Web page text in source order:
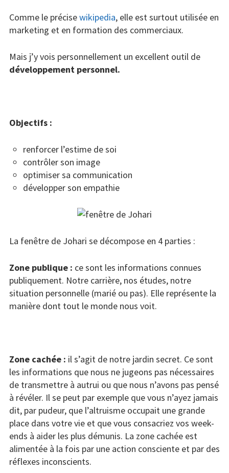
fenêtre
(de
Comme le précisewikipedia, elle est surtout utilisée en
marketing et en formation des commerciaux.
Mais j’y vois personnellement un excellent outil de
développement personnel.
Objectifs :
renforcer l’estime de soi
contrôler son image
optimiser sa communication
développer son empathie
La fenêtre de Johari se décompose en 4 parties :
Zone publique : ce sont les informations connues
publiquement. Notre carrière, nos études, notre
situation personnelle (marié ou pas). Elle représente la
manière dont tout le monde nous voit.
Zone cachée : il s’agit de notre jardin secret. Ce sont
les informations que nous ne jugeons pas nécessaires
de transmettre à autrui ou que nous n’avons pas pensé
à révéler. Il se peut par exemple que vous n’ayez jamais
dit, par pudeur, que l’altruisme occupait une grande
place dans votre vie et que vous consacriez vos week-
ends à aider les plus démunis. La zone cachée est
alimentée à la fois par une action consciente et par des
réflexes inconscients.